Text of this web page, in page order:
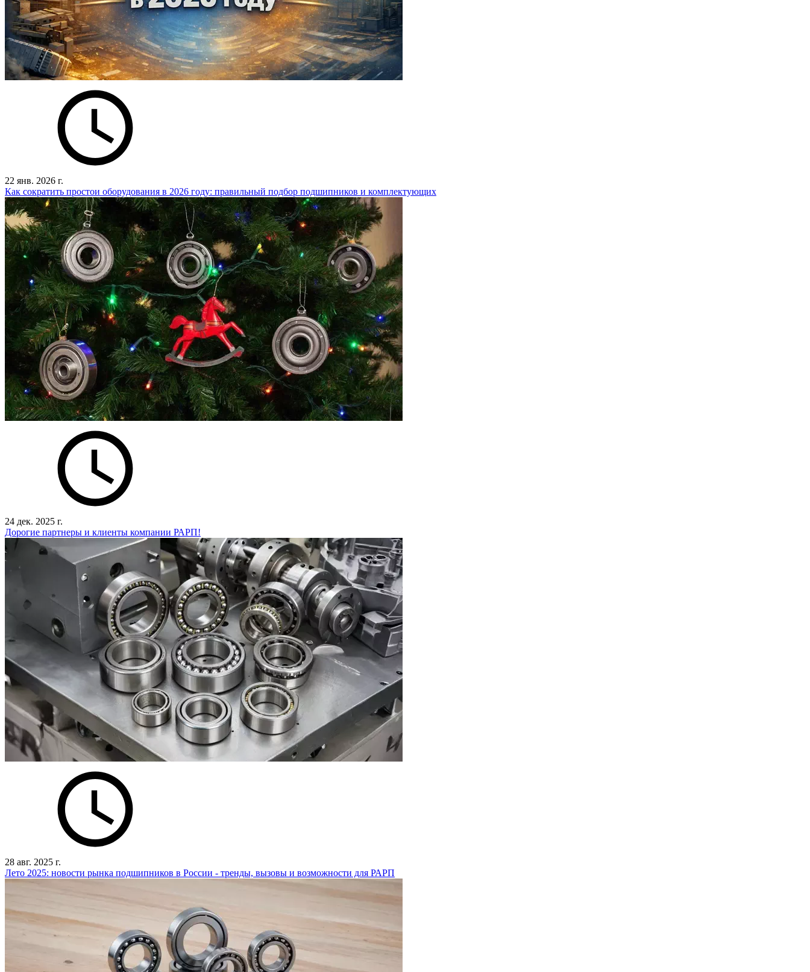
22 янв. 2026 г.
Как сократить простои оборудования в 2026 году: правильный подбор подшипников и комплектующих
24 дек. 2025 г.
Дорогие партнеры и клиенты компании РАРП!
28 авг. 2025 г.
Лето 2025: новости рынка подшипников в России - тренды, вызовы и возможности для РАРП